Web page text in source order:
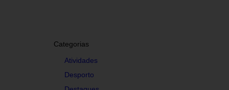
Categorias
Atividades
Desporto